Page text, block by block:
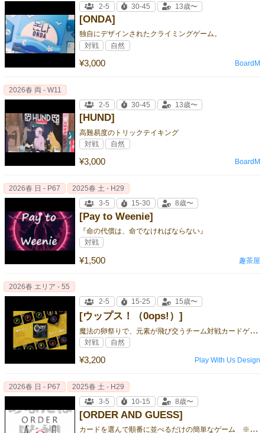
[ONDA]
独自にデザインされたクライミングゲーム。
¥3,000
2-5
30-45 13歳〜
対戦 自然
BoardM
[HUND]
高難易度のトリックテイキング
¥3,000
2026春 両 - W11
2-5
30-45 13歳〜
対戦 自然
BoardM
[Pay to Weenie]
『命の代償は、命でなければならない』
¥1,500
2026春 日 - P67
2025春 土 - H29
3-5
15-30 8歳〜
対戦
趣茶屋
[ウップス！（0ops!）]
魔
法の卵祭りで、元素が飛び交うチーム対戦カードゲーム！
¥3,200
2026春 エリア - 55
2-5
15-25 15歳〜
対戦 自然
Play With Us Design
[ORDER AND GUESS]
カ
ードを選んで順番に並べるだけの簡単なゲーム ※あなたは監視されています。
2026春 日 - P67
2025春 土 - H29
3-5
10-15 8歳〜